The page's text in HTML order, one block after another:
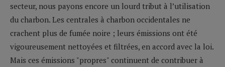
secteur, nous payons encore un lourd tribut à l’utilisation
du charbon. Les centrales à charbon occidentales ne
crachent plus de fumée noire ; leurs émissions ont été
vigoureusement nettoyées et filtrées, en accord avec la loi.
Mais ces émissions "propres" continuent de contribuer à